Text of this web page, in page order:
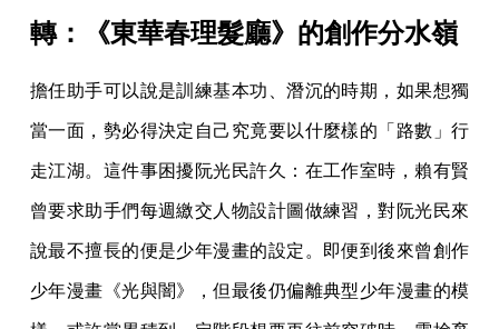
轉：《東華春理髮廳》的創作分水嶺
擔任助手可以說是訓練基本功、潛沉的時期，如果想獨
當一面，勢必得決定自己究竟要以什麼樣的「路數」行
走江湖。這件事困擾阮光民許久：在工作室時，賴有賢
曾要求助手們每週繳交人物設計圖做練習，對阮光民來
說最不擅長的便是少年漫畫的設定。即便到後來曾創作
少年漫畫《光與闇》，但最後仍偏離典型少年漫畫的模